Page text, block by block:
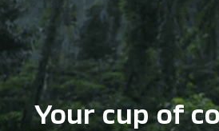
Your cup of